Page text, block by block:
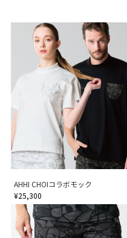
AHHI CHOIコラボモック
¥25,300